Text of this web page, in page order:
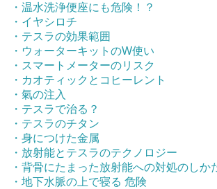
・温水洗浄便座にも危険！？
・イヤシロチ
・テスラの効果範囲
・ウォーターキットのW使い
・スマートメーターのリスク
・カオティックとコヒーレント
・氣の注入
・テスラで治る？
・テスラのチタン
・身につけた金属
・放射能とテスラのテクノロジー
・背骨にたまった放射能への対処のしか
・地下水脈の上で寝る 危険